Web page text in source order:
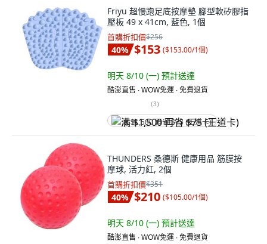
Friyu 超慢跑足底按摩墊 腳型軟矽膠指
壓板 49 x 41cm, 藍色, 1個
首購折扣價$256
40% $153 ($153.00/1個)
明天 8/10 (一) 預計送達
酷澎直售 ∙ WOW免運 ∙ 免費退貨
(3)
满 $1,500 再省 $75 (王道卡)
THUNDERS 桑德斯 健康用品 筋膜按
摩球, 活力紅, 2個
首購折扣價$351
40% $210 ($105.00/1個)
明天 8/10 (一) 預計送達
酷澎直售 ∙ WOW免運 ∙ 免費退貨